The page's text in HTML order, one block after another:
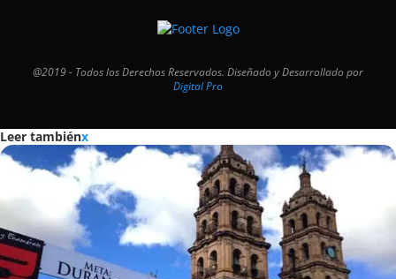
@2019 - Todos los Derechos Reservados. Diseñado y Desarrollado por
Digital Pro
Leer tambiénx